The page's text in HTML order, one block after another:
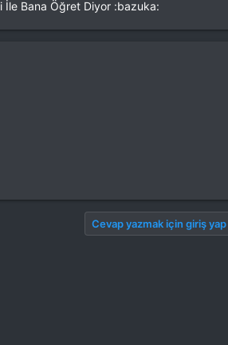
İle Bana Öğret Diyor :bazuka:
Cevap yazmak için giriş yap